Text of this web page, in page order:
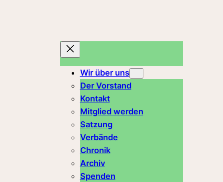
Wir über uns
Der Vorstand
Kontakt
Mitglied werden
Satzung
Verbände
Chronik
Archiv
Spenden